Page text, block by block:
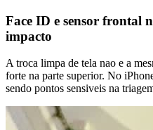
Face ID e sensor frontal
impacto
A troca limpa de tela nao e a
forte na parte superior. No
sendo pontos sensiveis na